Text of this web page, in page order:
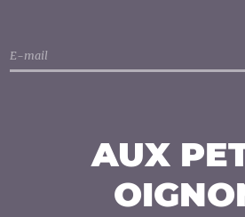
AUX